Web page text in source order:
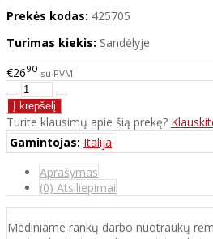
Prekės kodas: 425705
Turimas kiekis: Sandėlyje
€2690 su PVM
Turite klausimų apie šią prekę?
Gamintojas: Italija
Aprašymas
(0) Atsiliepimai
Mediniame rankų darbo nuotraukų